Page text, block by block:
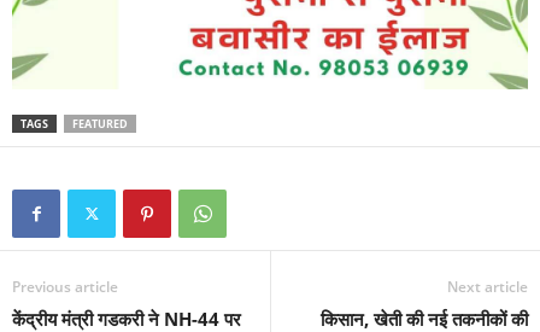
TAGS FEATURED
Previous article
केंद्रीय मंत्री गडकरी ने NH-44 पर
Next article
किसान, खेती की नई तकनीकों की